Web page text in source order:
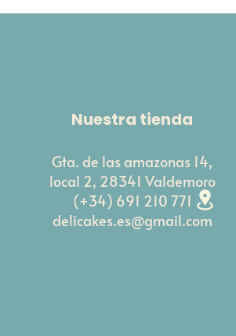
Nuestra tienda
Gta. de las amazonas 14,
local 2, 28341 Valdemoro
(+34) 691 210 771
delicakes.es@gmail.com